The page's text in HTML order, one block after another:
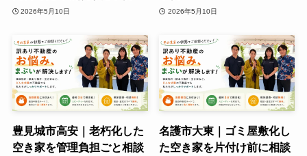
2026年5月10日 2026年5月10日
豊見城市高安｜老朽化した
空き家を管理負担ごと相談
名護市大東｜ゴミ屋敷化し
た空き家を片付け前に相談